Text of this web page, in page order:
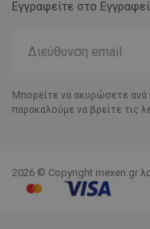
Εγγραφείτε στο
Μπορείτε να ακυρώσετε ανά
παρακαλούμε να βρείτε τις
2026 © Copyright mexen.gr